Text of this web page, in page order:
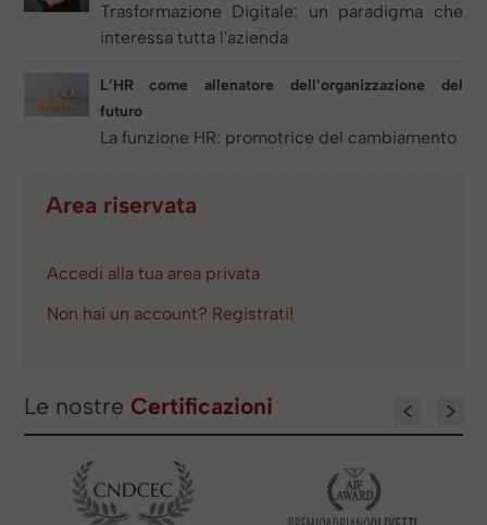
Trasformazione Digitale: un paradigma che
interessa tutta l'azienda
L’HR come allenatore dell’organizzazione del
futuro
La funzione HR: promotrice del cambiamento
Area riservata
Accedi alla tua area privata
Non hai un account? Registrati!
Le nostre Certificazioni